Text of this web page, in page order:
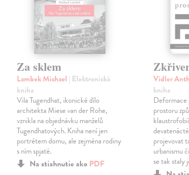
Za sklem
Lambek Michael | Elektronická
kniha
Vila Tugendhat, ikonické dílo
architekta Miese van der Rohe,
vznikla na objednávku manželů
Tugendhatových. Kniha není jen
portrétem domu, ale zejména rodiny
s ním spjaté.
Na stiahnutie ako PDF
Vidler
kniha
Deformace
prostoru
projevovat
urbanismu
se tak staly